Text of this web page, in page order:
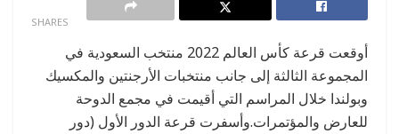
SHARES
أوقعت قرعة كأس العالم 2022 منتخب السعودية في
المجموعة الثالثة إلى جانب منتخبات الأرجنتين والمكسيك
وبولندا خلال المراسم التي أقيمت في مجمع الدوحة
للعارض والمؤتمرات.وأسفرت قرعة الدور الأول (دور